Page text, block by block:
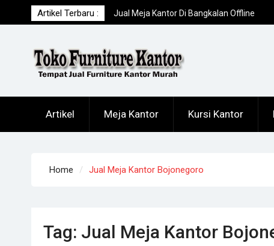
to
Artikel Terbaru :
Jual Meja Kantor Di Bangkalan Offline
Terpercaya
Di Pasuruan
Distributor Meja Kantor Di Lamongan
Artikel Meja Kantor Kursi Kantor
Home Jual Meja Kantor Bojonegoro
Tag: Jual Meja Kantor